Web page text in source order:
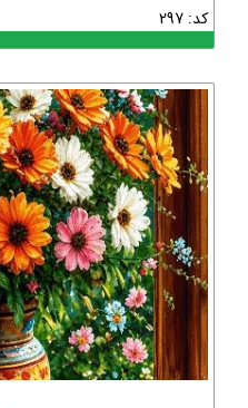
کد: 297